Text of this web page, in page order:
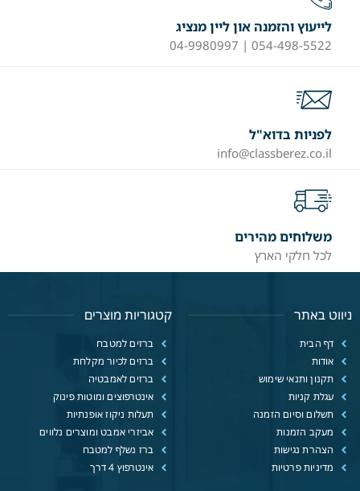
לייעוץ והזמנה און ליין מנציג
054-498-5522 | 04-9980997
לפניות בדוא"ל
info@classberez.co.il
משלוחים מהירים
לכל חלקי הארץ
ניווט באתר
דף הבית
אודות
תקנון ותנאי שימוש
עגלת קניות
תשלום וסיום הזמנה
מעקב הזמנות
הצהרת נגישות
מדיניות פרטיות
קטגוריות מוצרים
ברזים למטבח
ברזים לכיור מקלחת
ברזים לאמבטיה
אינטרפוצים ומוטות פינוק
תעלות ניקוז אופנתיות
אביזרי אמבט ומוצרים נלווים
ברז נשלף למטבח
אינטרפוץ 4 דרך